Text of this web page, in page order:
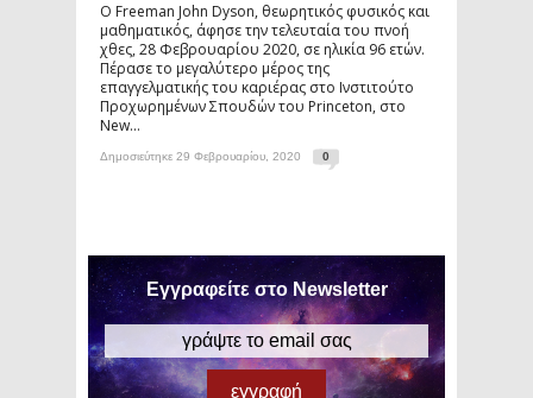
Ο Freeman John Dyson, θεωρητικός φυσικός και
μαθηματικός, άφησε την τελευταία του πνοή
χθες, 28 Φεβρουαρίου 2020, σε ηλικία 96 ετών.
Πέρασε το μεγαλύτερο μέρος της
επαγγελματικής του καριέρας στο Ινστιτούτο
Προχωρημένων Σπουδών του Princeton, στο
New...
Δημοσιεύτηκε 29 Φεβρουαρίου, 2020 0
Εγγραφείτε στο Newsletter